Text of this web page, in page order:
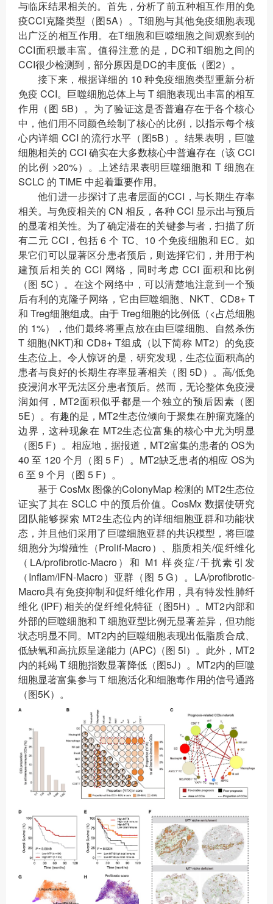
与临床结果相关的。首先，分析了前五种相互作用的免
疫CCI克隆类型（图5A）。T细胞与其他免疫细胞表现
出广泛的相互作用。在T细胞和巨噬细胞之间观察到的
CCI面积最丰富。值得注意的是，DC和T细胞之间的
CCI很少检测到，部分原因是DC的丰度低（图2）。
接下来，根据详细的 10 种免疫细胞类型重新分析
免疫 CCI。巨噬细胞总体上与 T 细胞表现出丰富的相互
作用（图 5B）。为了验证这是否普遍存在于各个核心
中，他们用不同颜色绘制了核心的比例，以指示每个核
心内详细 CCI 的流行水平（图5B）。结果表明，巨噬
细胞相关的 CCI 确实在大多数核心中普遍存在（该 CCI
的比例 >20%）。上述结果表明巨噬细胞和 T 细胞在
SCLC 的 TIME 中起着重要作用。
他们进一步探讨了患者层面的CCI，与长期生存率
相关。与免疫相关的 CN 相反，各种 CCI 显示出与预后
的显著相关性。为了确定潜在的关键参与者，扫描了所
有二元 CCI，包括 6 个 TC、10 个免疫细胞和 EC。如
果它们可以显著区分患者预后，则选择它们，并用于构
建预后相关的 CCI 网络，同时考虑 CCI 面积和比例
（图 5C）。在这个网络中，可以清楚地注意到一个预
后有利的克隆子网络，它由巨噬细胞、NKT、CD8+ T
和 Treg细胞组成。由于 Treg细胞的比例低（<占总细胞
的 1%），他们最终将重点放在由巨噬细胞、自然杀伤
T 细胞(NKT)和 CD8+ T组成（以下简称 MT2）的免疫
生态位上。令人惊讶的是，研究发现，生态位面积高的
患者与良好的长期生存率显著相关（图 5D）。高/低免
疫浸润水平无法区分患者预后。然而，无论整体免疫浸
润如何，MT2面积似乎都是一个独立的预后因素（图
5E）。有趣的是，MT2生态位倾向于聚集在肿瘤克隆的
边界，这种现象在 MT2生态位富集的核心中尤为明显
（图5 F）。相应地，据报道，MT2富集的患者的 OS为
40 至 120 个月（图 5 F）。MT2缺乏患者的相应 OS为
6 至 9 个月（图 5 F）。
基于 CosMx 图像的ColonyMap 检测的 MT2生态位
证实了其在 SCLC 中的预后价值。CosMx 数据使研究
团队能够探索 MT2生态位内的详细细胞亚群和功能状
态，并且他们采用了巨噬细胞亚群的共识模型，将巨噬
细胞分为增殖性（Prolif-Macro）、脂质相关/促纤维化
（LA/profibrotic-Macro）和 M1 样炎症/干扰素引发
（Inflam/IFN-Macro）亚群（图 5 G）。LA/profibrotic-
Macro具有免疫抑制和促纤维化作用，具有特发性肺纤
维化 (IPF) 相关的促纤维化特征（图5H）。MT2内部和
外部的巨噬细胞和 T 细胞亚型比例无显著差异，但功能
状态明显不同。MT2内的巨噬细胞表现出低脂质合成、
低缺氧和高抗原呈递能力 (APC)（图 5I）。此外，MT2
内的耗竭 T 细胞指数显著降低（图5J）。MT2内的巨噬
细胞显著富集参与 T 细胞活化和细胞毒作用的信号通路
（图5K）。